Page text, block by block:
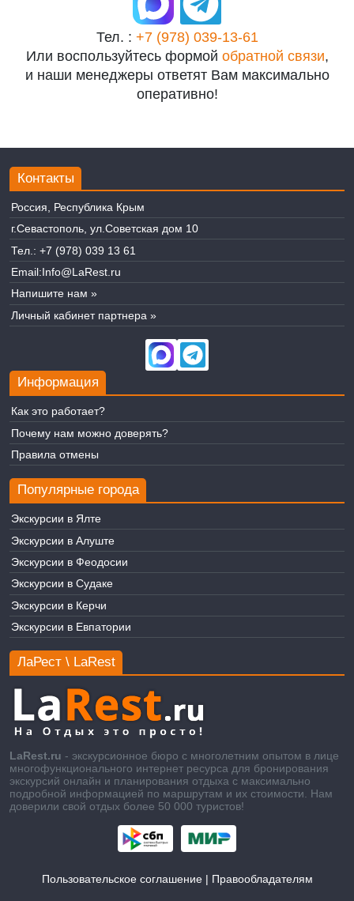
Тел. : +7 (978) 039-13-61
Или воспользуйтесь формой обратной связи,
и наши менеджеры ответят Вам максимально
оперативно!
Контакты
Россия, Республика Крым
г.Севастополь, ул.Советская дом 10
Тел.: +7 (978) 039 13 61
Email:Info@LaRest.ru
Напишите нам »
Личный кабинет партнера »
Информация
Как это работает?
Почему нам можно доверять?
Правила отмены
Популярные города
Экскурсии в Ялте
Экскурсии в Алуште
Экскурсии в Феодосии
Экскурсии в Судаке
Экскурсии в Керчи
Экскурсии в Евпатории
ЛаРест \ LaRest
LaRest.ru - экскурсионное бюро с многолетним опытом в лице
многофункционального интернет ресурса для бронирования
экскурсий онлайн и планирования отдыха с максимально
подробной информацией по маршрутам и их стоимости. Нам
доверили свой отдых более 50 000 туристов!
Пользовательское соглашение| Правообладателям